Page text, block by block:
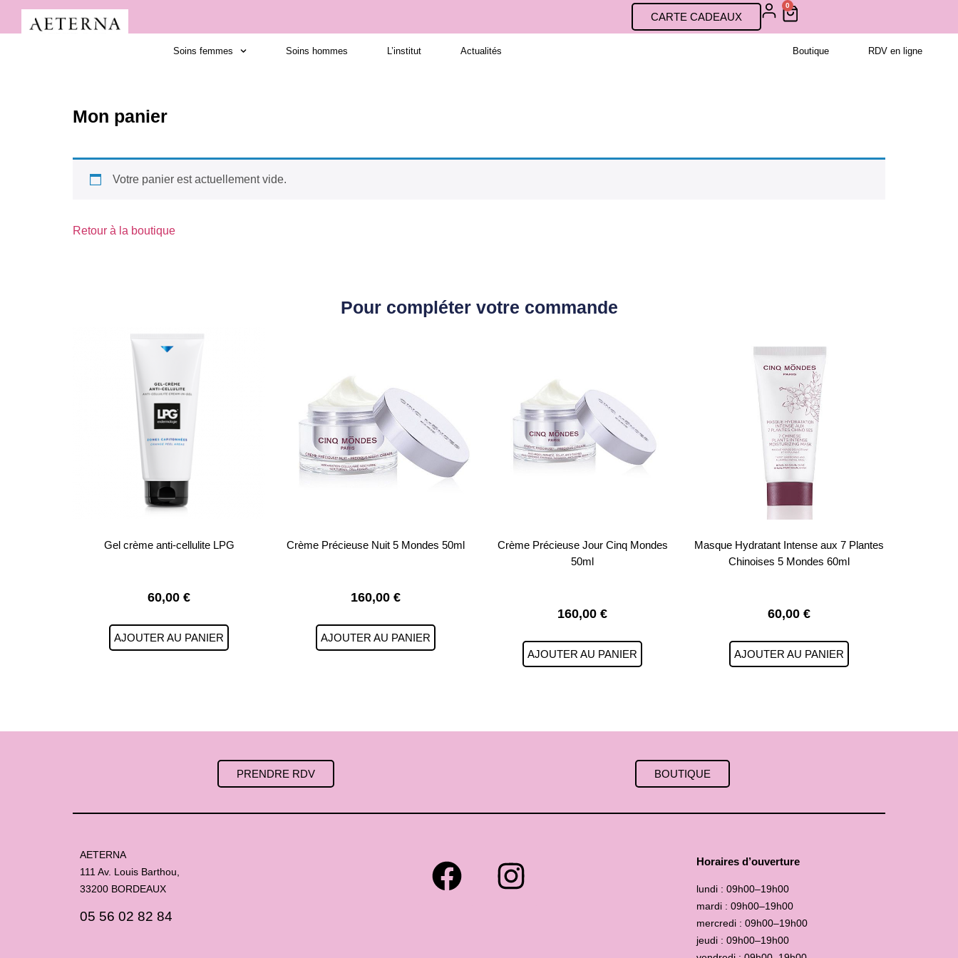
CARTE CADEAUX
0
Soins femmes Soins hommes L’institut Actualités Boutique RDV en ligne
Mon panier
Votre panier est actuellement vide.
Retour à la boutique
Pour compléter votre commande
Gel crème anti-cellulite LPG
60,00 €
AJOUTER AU PANIER
Crème Précieuse Nuit 5 Mondes 50ml
160,00 €
AJOUTER AU PANIER
Crème Précieuse Jour Cinq Mondes
50ml
160,00 €
AJOUTER AU PANIER
Masque Hydratant Intense aux 7 Plantes
Chinoises 5 Mondes 60ml
60,00 €
AJOUTER AU PANIER
PRENDRE RDV BOUTIQUE
AETERNA
111 Av. Louis Barthou,
33200 BORDEAUX
05 56 02 82 84
Horaires d’ouverture
lundi : 09h00–19h00
mardi : 09h00–19h00
mercredi : 09h00–19h00
jeudi : 09h00–19h00